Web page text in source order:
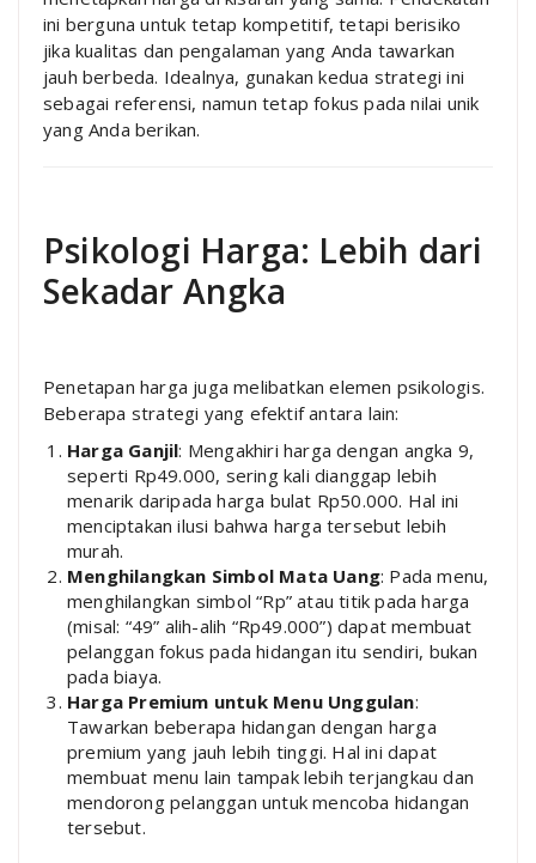
ini berguna untuk tetap kompetitif, tetapi berisiko
jika kualitas dan pengalaman yang Anda tawarkan
jauh berbeda. Idealnya, gunakan kedua strategi ini
sebagai referensi, namun tetap fokus pada nilai unik
yang Anda berikan.
Psikologi Harga: Lebih dari
Sekadar Angka
Penetapan harga juga melibatkan elemen psikologis.
Beberapa strategi yang efektif antara lain:
Harga Ganjil: Mengakhiri harga dengan angka 9,
seperti Rp49.000, sering kali dianggap lebih
menarik daripada harga bulat Rp50.000. Hal ini
menciptakan ilusi bahwa harga tersebut lebih
murah.
Menghilangkan Simbol Mata Uang: Pada menu,
menghilangkan simbol “Rp” atau titik pada harga
(misal: “49” alih-alih “Rp49.000”) dapat membuat
pelanggan fokus pada hidangan itu sendiri, bukan
pada biaya.
Harga Premium untuk Menu Unggulan:
Tawarkan beberapa hidangan dengan harga
premium yang jauh lebih tinggi. Hal ini dapat
membuat menu lain tampak lebih terjangkau dan
mendorong pelanggan untuk mencoba hidangan
tersebut.